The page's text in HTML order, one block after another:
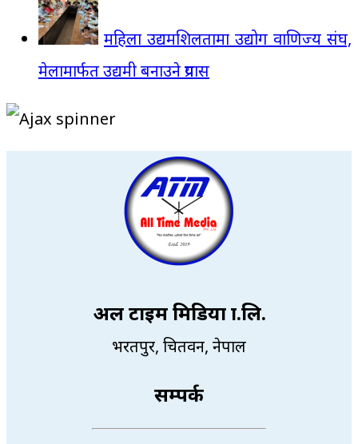
महिला उद्यमशिलतामा उद्योग वाणिज्य संघ,
मेलामार्फत उद्यमी बनाउने प्रयास
अल टाइम मिडिया प्रा.लि.
भरतपुर, चितवन, नेपाल
सम्पर्क